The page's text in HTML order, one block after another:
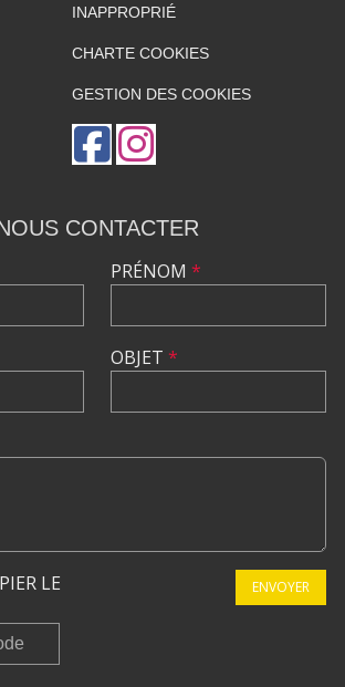
INAPPROPRIÉ
CHARTE COOKIES
GESTION DES COOKIES
CONTACTER
PRÉNOM *
OBJET *
LE
ENVOYER